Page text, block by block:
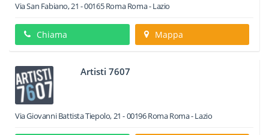
Via San Fabiano, 21 -00165 RomaRoma -Lazio
Chiama Mappa
Artisti 7607
Via Giovanni Battista Tiepolo, 21 -00196RomaRoma -Lazio